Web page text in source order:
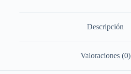
Membrana)
Descripción
Valoraciones (0)